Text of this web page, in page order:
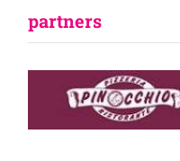
partners